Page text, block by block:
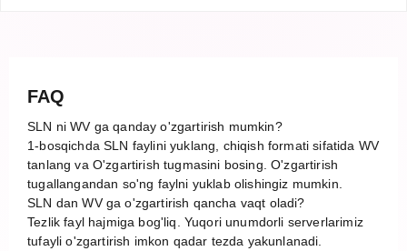
FAQ
SLN ni WV ga qanday o'zgartirish mumkin?
1-bosqichda SLN faylini yuklang, chiqish formati sifatida WV
tanlang va O'zgartirish tugmasini bosing. O'zgartirish
tugallangandan so'ng faylni yuklab olishingiz mumkin.
SLN dan WV ga o'zgartirish qancha vaqt oladi?
Tezlik fayl hajmiga bog'liq. Yuqori unumdorli serverlarimiz
tufayli o'zgartirish imkon qadar tezda yakunlanadi.